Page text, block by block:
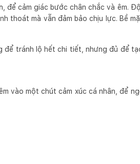
để cảm giác bước chân chắc và êm.
thoát mà vẫn đảm bảo chịu lực. Bề
tránh lộ hết chi tiết, nhưng đủ để
vào một chút cảm xúc cá nhân, để